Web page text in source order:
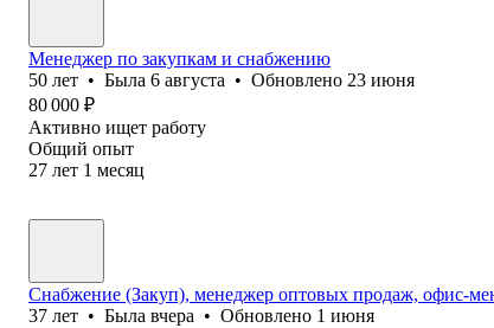
Менеджер по закупкам и снабжению
50 лет • Была 6 августа • Обновлено 23 июня
80 000 ₽
Активно ищет работу
Общий опыт
27 лет 1 месяц
Снабжение (Закуп), менеджер оптовых продаж, офис-
37 лет • Была вчера • Обновлено 1 июня